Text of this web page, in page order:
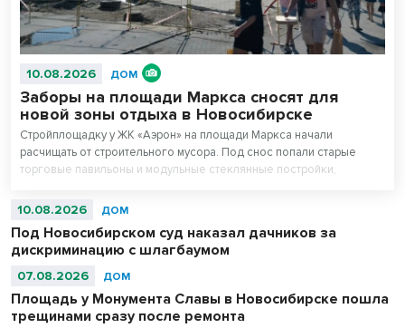
10.08.2026 ДОМ
Заборы на площади Маркса сносят для
новой зоны отдыха в Новосибирске
Стройплощадку у ЖК «Аэрон» на площади Маркса начали
расчищать от строительного мусора. Под снос попали старые
торговые павильоны и модульные стеклянные постройки,
застройщика, вокруг комплекса апартаментов начали
10.08.2026 ДОМ
Под Новосибирском суд наказал дачников за
дискриминацию с шлагбаумом
07.08.2026 ДОМ
Площадь у Монумента Славы в Новосибирске пошла
трещинами сразу после ремонта